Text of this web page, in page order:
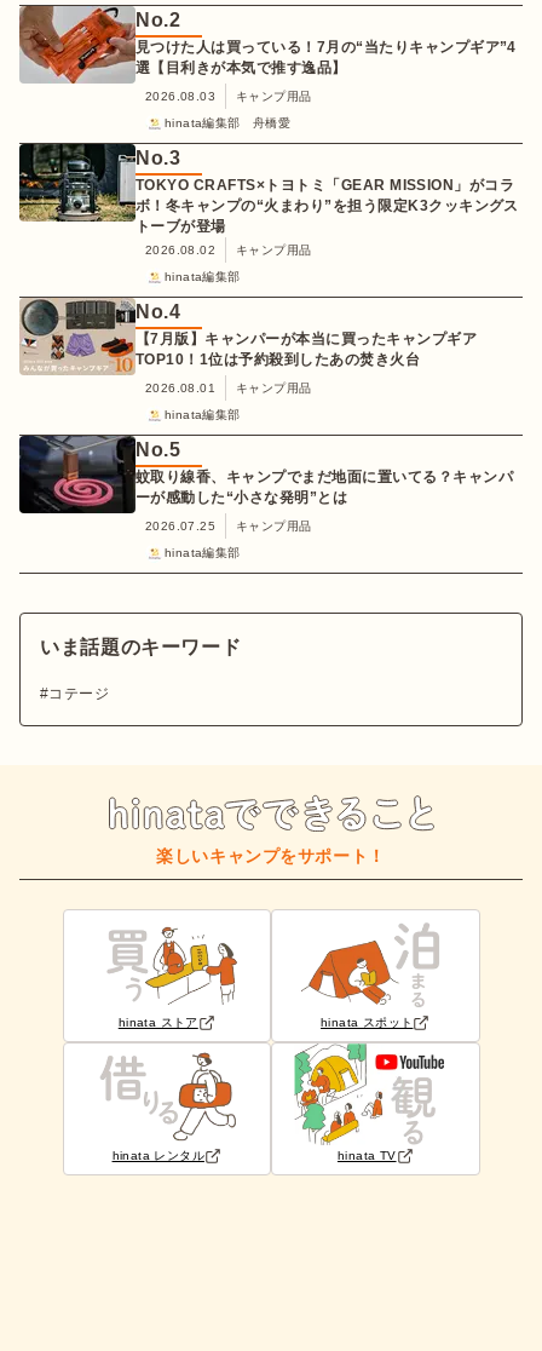
No.2
見つけた人は買っている！7月の“当たりキャンプギア”4
選【目利きが本気で推す逸品】
2026.08.03
キャンプ用品
hinata編集部 舟橋愛
No.3
TOKYO CRAFTS×トヨトミ「GEAR MISSION」がコラ
ボ！冬キャンプの“火まわり”を担う限定K3クッキングス
トーブが登場
2026.08.02
キャンプ用品
hinata編集部
No.4
【7月版】キャンパーが本当に買ったキャンプギア
TOP10！1位は予約殺到したあの焚き火台
2026.08.01
キャンプ用品
hinata編集部
No.5
蚊取り線香、キャンプでまだ地面に置いてる？キャンパ
ーが感動した“小さな発明”とは
2026.07.25
キャンプ用品
hinata編集部
いま話題のキーワード
コテージ
楽しいキャンプをサポート！
hinata ストア hinata スポット
hinata レンタル hinata TV